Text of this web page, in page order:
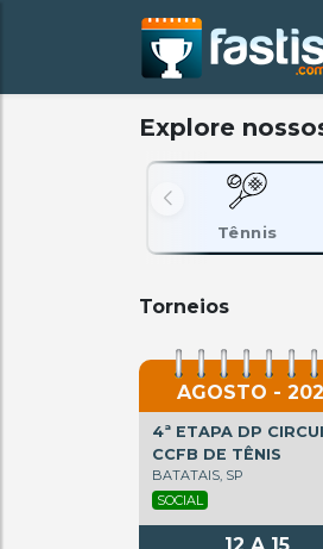
Explore
Tênnis
Torneios
AGOSTO -
4ª ETAPA DP
CCFB DE TÊNIS
BATATAIS, SP
SOCIAL